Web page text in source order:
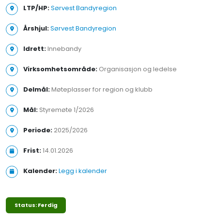
LTP/HP:Sørvest Bandyregion
Årshjul:Sørvest Bandyregion
Idrett:Innebandy
Virksomhetsområde: Organisasjon og ledelse
Delmål:Møteplasser for region og klubb
Mål: Styremøte 1/2026
Periode:2025/2026
Frist:14.01.2026
Kalender:Legg i kalender
Status: Ferdig